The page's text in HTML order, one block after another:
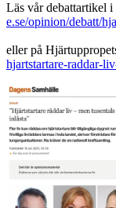
Läs vår debattartikel i
e.se/opinion/debatt/
eller på
hjartstartare-raddar-